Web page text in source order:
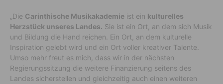
„Die Carinthische Musikakademie ist ein kulturelles
Herzstück unseres Landes. Sie ist ein Ort, an dem sich Musik
und Bildung die Hand reichen. Ein Ort, an dem kulturelle
Inspiration gelebt wird und ein Ort voller kreativer Talente.
Umso mehr freut es mich, dass wir in der nächsten
Regierungssitzung die weitere Finanzierung seitens des
Landes sicherstellen und gleichzeitig auch einen weiteren